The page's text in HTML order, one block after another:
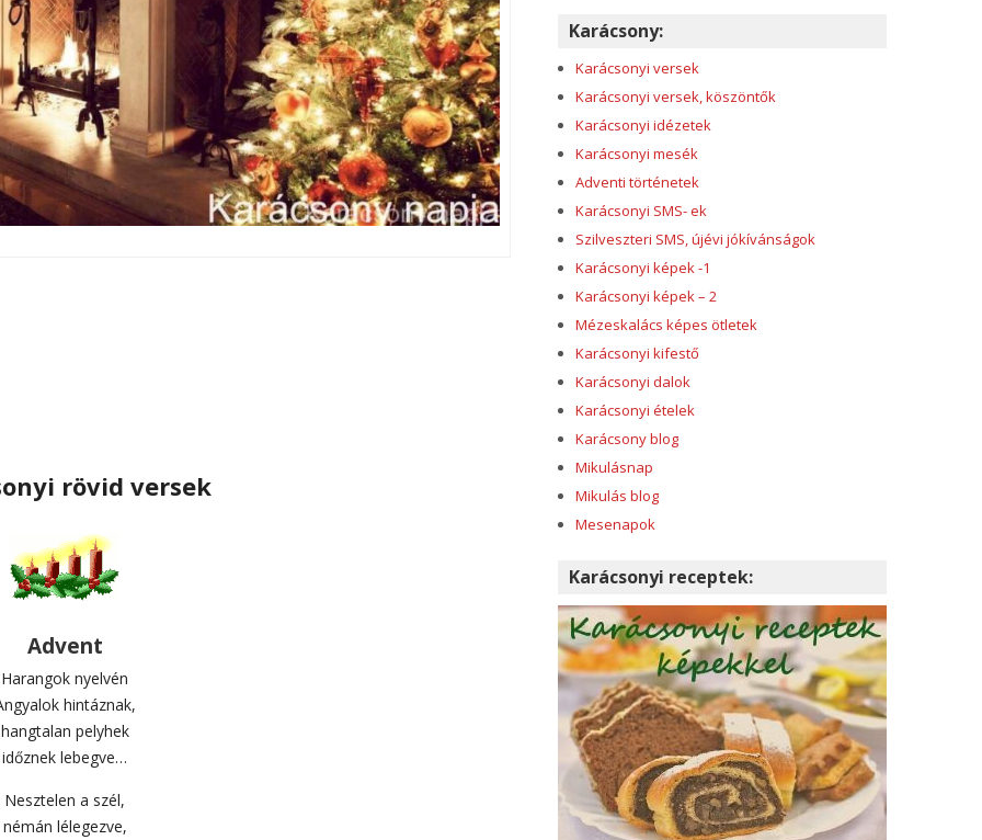
rövid versek
Advent
Harangok nyelvén
hintáznak,
hangtalan pelyhek
időznek lebegve…
Nesztelen a szél,
némán lélegezve,
Karácsony:
Karácsonyi versek
Karácsonyi versek, köszöntők
Karácsonyi idézetek
Karácsonyi mesék
Adventi történetek
Karácsonyi SMS- ek
Szilveszteri SMS, újévi jókívánságok
Karácsonyi képek -1
Karácsonyi képek – 2
Mézeskalács képes ötletek
Karácsonyi kifestő
Karácsonyi dalok
Karácsonyi ételek
Karácsony blog
Mikulásnap
Mikulás blog
Mesenapok
Karácsonyi receptek: